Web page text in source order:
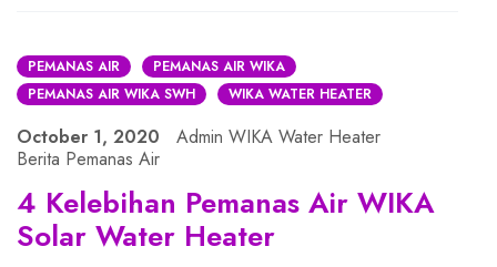
PEMANAS AIR
PEMANAS AIR WIKA
PEMANAS AIR WIKA SWH
WIKA WATER HEATER
October 1, 2020
Admin WIKA Water Heater
Berita Pemanas Air
4 Kelebihan Pemanas Air WIKA
Solar Water Heater